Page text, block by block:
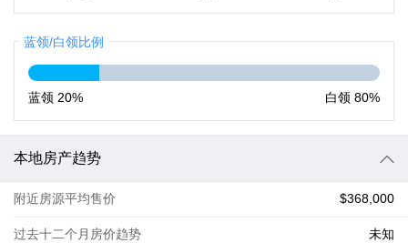
蓝领/白领比例
蓝领 20% 白领 80%
本地房产趋势
附近房源平均售价 $368,000
过去十二个月房价趋势 未知